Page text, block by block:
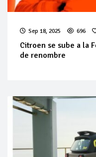
Sep 18, 2025 696
Citroen se sube a la
de renombre